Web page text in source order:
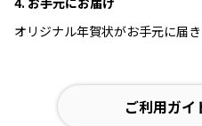
オリジナル年賀状がお手元に届
ご利用ガイ